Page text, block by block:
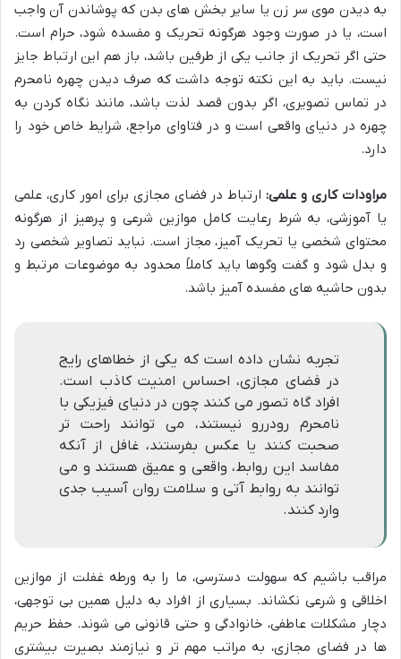
به دیدن موی سر زن یا سایر بخش های بدن که پوشاندن آن واجب
است، یا در صورت وجود هرگونه تحریک و مفسده شود، حرام است.
حتی اگر تحریک از جانب یکی از طرفین باشد، باز هم این ارتباط جایز
نیست. باید به این نکته توجه داشت که صرف دیدن چهره نامحرم
در تماس تصویری، اگر بدون قصد لذت باشد، مانند نگاه کردن به
چهره در دنیای واقعی است و در فتاوای مراجع، شرایط خاص خود را
دارد.
مراودات کاری و علمی:ارتباط در فضای مجازی برای امور کاری، علمی
یا آموزشی، به شرط رعایت کامل موازین شرعی و پرهیز از هرگونه
محتوای شخصی یا تحریک آمیز، مجاز است. نباید تصاویر شخصی رد
و بدل شود و گفت وگوها باید کاملاً محدود به موضوعات مرتبط و
بدون حاشیه های مفسده آمیز باشد.
تجربه نشان داده است که یکی از خطاهای رایج
در فضای مجازی، احساس امنیت کاذب است.
افراد گاه تصور می کنند چون در دنیای فیزیکی با
نامحرم رودررو نیستند، می توانند راحت تر
صحبت کنند یا عکس بفرستند، غافل از آنکه
مفاسد این روابط، واقعی و عمیق هستند و می
توانند به روابط آتی و سلامت روان آسیب جدی
وارد کنند.
مراقب باشیم که سهولت دسترسی، ما را به ورطه غفلت از موازین
اخلاقی و شرعی نکشاند. بسیاری از افراد به دلیل همین بی توجهی،
دچار مشکلات عاطفی، خانوادگی و حتی قانونی می شوند. حفظ حریم
ها در فضای مجازی، به مراتب مهم تر و نیازمند بصیرت بیشتری